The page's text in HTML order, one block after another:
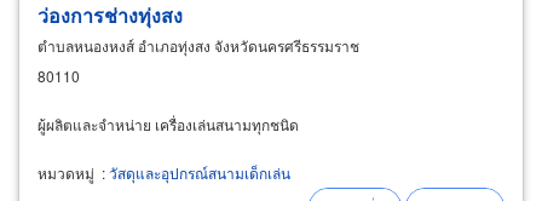
ว่องการช่างทุ่งสง
ตำบลหนองหงส์ อำเภอทุ่งสง จังหวัดนครศรีธรรมราช
80110
ผู้ผลิตและจำหน่าย เครื่องเล่นสนามทุกชนิด
หมวดหมู่ :วัสดุและอุปกรณ์สนามเด็กเล่น